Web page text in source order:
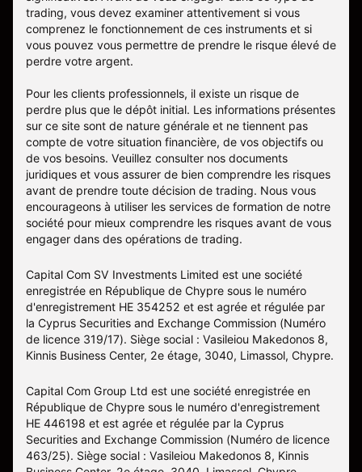
trading, vous devez examiner attentivement si vous
comprenez le fonctionnement de ces instruments et si
vous pouvez vous permettre de prendre le risque élevé de
perdre votre argent.
Pour les clients professionnels, il existe un risque de
perdre plus que le dépôt initial. Les informations présentes
sur ce site sont de nature générale et ne tiennent pas
compte de votre situation financière, de vos objectifs ou
de vos besoins. Veuillez consulter nos documents
juridiques et vous assurer de bien comprendre les risques
avant de prendre toute décision de trading. Nous vous
encourageons à utiliser les services de formation de notre
société pour mieux comprendre les risques avant de vous
engager dans des opérations de trading.
Capital Com SV Investments Limited est une société
enregistrée en République de Chypre sous le numéro
d'enregistrement HE 354252 et est agrée et régulée par
la Cyprus Securities and Exchange Commission (Numéro
de licence 319/17). Siège social : Vasileiou Makedonos 8,
Kinnis Business Center, 2e étage, 3040, Limassol, Chypre.
Capital Com Group Ltd est une société enregistrée en
République de Chypre sous le numéro d'enregistrement
ΗΕ 446198 et est agrée et régulée par la Cyprus
Securities and Exchange Commission (Numéro de licence
463/25). Siège social : Vasileiou Makedonos 8, Kinnis